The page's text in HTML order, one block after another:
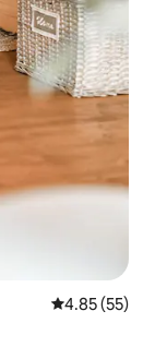
평점 4.85점(5
4.85 (55)